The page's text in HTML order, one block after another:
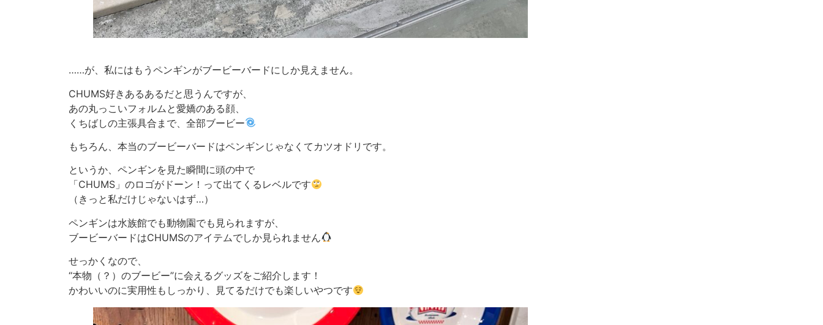
……が、私にはもうペンギンがブービーバードにしか見えません。
CHUMS好きあるあるだと思うんですが、
あの丸っこいフォルムと愛嬌のある顔、
くちばしの主張具合まで、全部ブービー
もちろん、本当のブービーバードはペンギンじゃなくてカツオドリです。
というか、ペンギンを見た瞬間に頭の中で
「CHUMS」のロゴがドーン！って出てくるレベルです
（きっと私だけじゃないはず…）
ペンギンは水族館でも動物園でも見られますが、
ブービーバードはCHUMSのアイテムでしか見られません
せっかくなので、
“本物（？）のブービー”に会えるグッズをご紹介します！
かわいいのに実用性もしっかり、見てるだけでも楽しいやつです